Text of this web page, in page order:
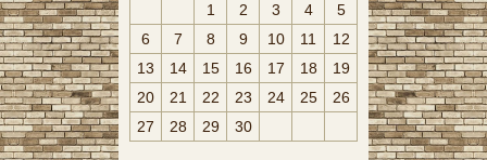
1
2 3 4
5
6
7 8 9 10 11
12
13
14 15 16 17 18
19
20
21 22 23 24 25
26
27
28 29 30